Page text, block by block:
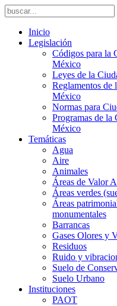
Inicio
Legislación
Códigos para la
México
Leyes de la
Reglamentos de
México
Normas para
Programas de la
México
Temáticas
Agua
Aire
Animales
Áreas de Valor
Áreas verdes
Áreas
monumentales
Barrancas
Gases Olores y
Residuos
Ruido y
Suelo de
Suelo Urbano
Instituciones
PAOT